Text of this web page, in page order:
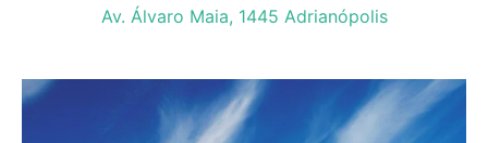
Av. Álvaro Maia, 1445 Adrianópolis